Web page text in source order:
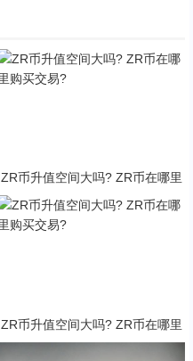
ZR币升值空间大吗? ZR币在哪里
ZR币升值空间大吗? ZR币在哪里
购买交易?